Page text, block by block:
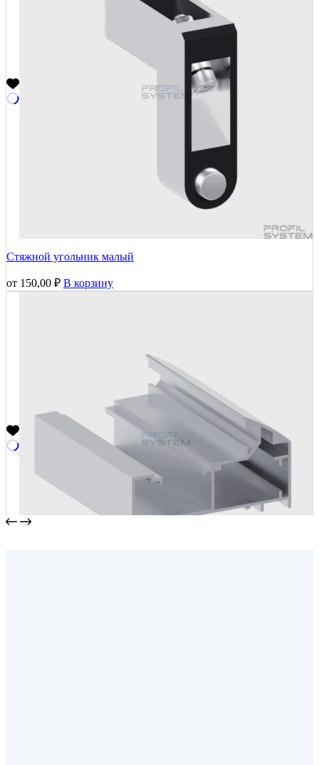
Стяжной угольник малый
от 150,00 ₽ В корзину